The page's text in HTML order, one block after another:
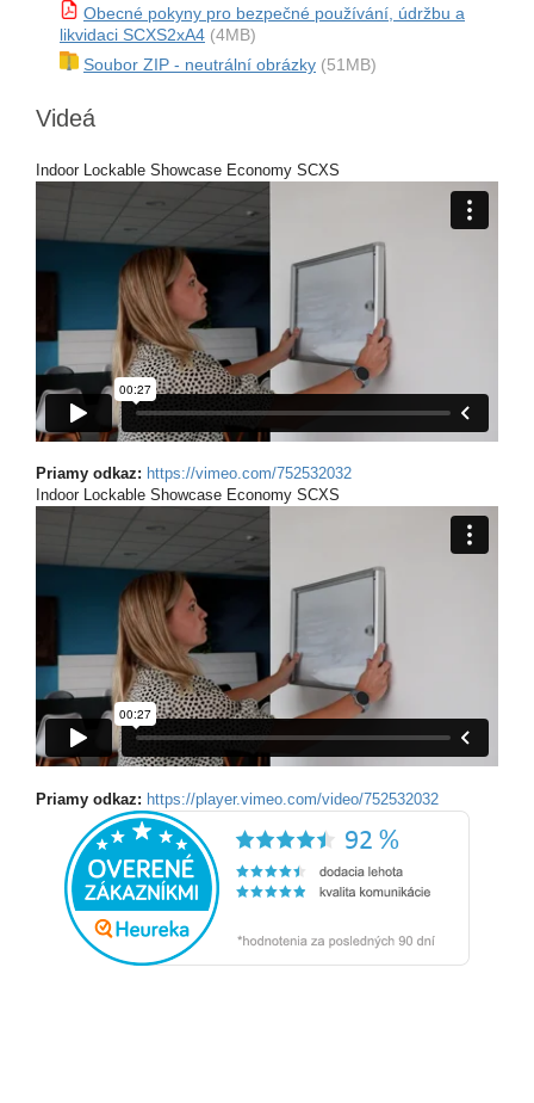
Obecné pokyny pro bezpečné používání, údržbu a
likvidaci SCXS2xA4 (4MB)
Soubor ZIP - neutrální obrázky (51MB)
Videá
Indoor Lockable Showcase Economy SCXS
Priamy odkaz: https://vimeo.com/752532032
Indoor Lockable Showcase Economy SCXS
Priamy odkaz: https://player.vimeo.com/video/752532032